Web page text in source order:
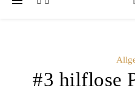
#3 hilflose